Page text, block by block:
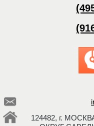
124482, г.